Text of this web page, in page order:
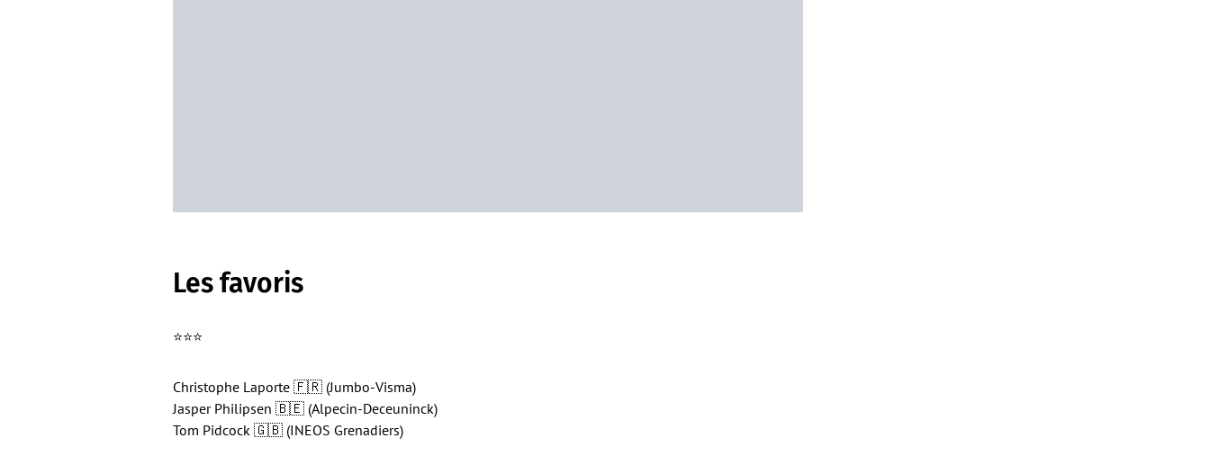
Les favoris
⭐️⭐️⭐️
Christophe Laporte 🇫🇷 (Jumbo-Visma)
Jasper Philipsen 🇧🇪 (Alpecin-Deceuninck)
Tom Pidcock 🇬🇧 (INEOS Grenadiers)